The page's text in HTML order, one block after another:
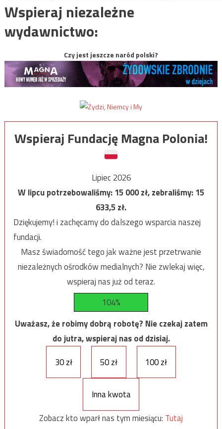
Wspieraj niezależne
wydawnictwo:
Czy jest jeszcze naród polski?
Wspieraj Fundację Magna Polonia!
Lipiec 2026
W lipcu potrzebowaliśmy:15 000zł, zebraliśmy:15
633,5zł.
Dziękujemy! i zachęcamy do dalszego wsparcia naszej
fundacji.
Masz świadomość tego jak ważne jest przetrwanie
niezależnych ośrodków medialnych? Nie zwlekaj więc,
wspieraj nas już od teraz.
104%
Uważasz, że robimy dobrą robotę? Nie czekaj zatem
do jutra, wspieraj nas od dzisiaj.
30 zł
50 zł 100 zł
Inna kwota
Zobacz kto wparł nas tym miesiącu: Tutaj